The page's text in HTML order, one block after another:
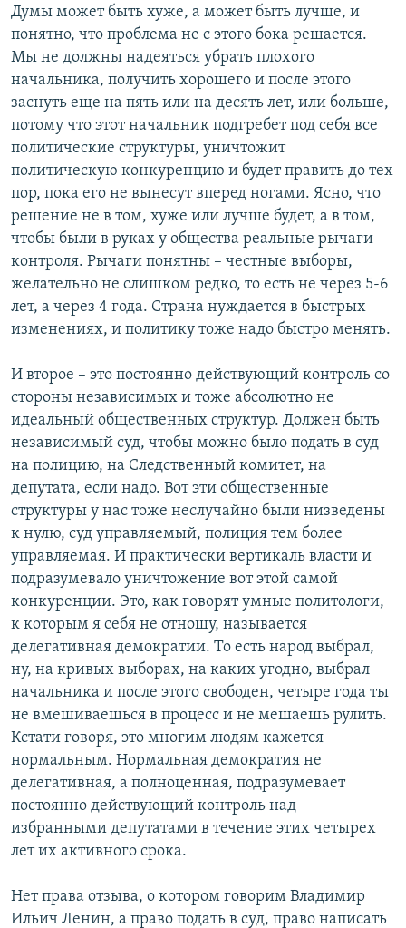
Думы может быть хуже, а может быть лучше, и
понятно, что проблема не с этого бока решается.
Мы не должны надеяться убрать плохого
начальника, получить хорошего и после этого
заснуть еще на пять или на десять лет, или больше,
потому что этот начальник подгребет под себя все
политические структуры, уничтожит
политическую конкуренцию и будет править до тех
пор, пока его не вынесут вперед ногами. Ясно, что
решение не в том, хуже или лучше будет, а в том,
чтобы были в руках у общества реальные рычаги
контроля. Рычаги понятны – честные выборы,
желательно не слишком редко, то есть не через 5-6
лет, а через 4 года. Страна нуждается в быстрых
изменениях, и политику тоже надо быстро менять.
И второе – это постоянно действующий контроль со
стороны независимых и тоже абсолютно не
идеальный общественных структур. Должен быть
независимый суд, чтобы можно было подать в суд
на полицию, на Следственный комитет, на
депутата, если надо. Вот эти общественные
структуры у нас тоже неслучайно были низведены
к нулю, суд управляемый, полиция тем более
управляемая. И практически вертикаль власти и
подразумевало уничтожение вот этой самой
конкуренции. Это, как говорят умные политологи,
к которым я себя не отношу, называется
делегативная демократии. То есть народ выбрал,
ну, на кривых выборах, на каких угодно, выбрал
начальника и после этого свободен, четыре года ты
не вмешиваешься в процесс и не мешаешь рулить.
Кстати говоря, это многим людям кажется
нормальным. Нормальная демократия не
делегативная, а полноценная, подразумевает
постоянно действующий контроль над
избранными депутатами в течение этих четырех
лет их активного срока.
Нет права отзыва, о котором говорим Владимир
Ильич Ленин, а право подать в суд, право написать